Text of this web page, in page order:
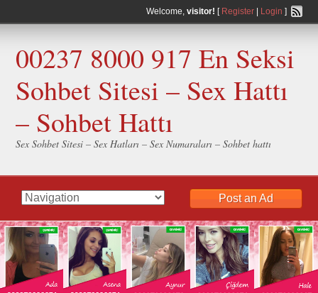
Welcome, visitor! [ Register| Login ]
00237 8000 917 En Seksi
Sohbet Sitesi – Sex Hattı
– Sohbet Hattı
Sex Sohbet Sitesi – Sex Hatları – Sex Numaraları – Sohbet hattı
Post an Ad